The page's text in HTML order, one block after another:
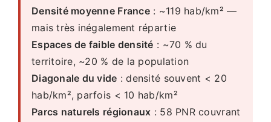
Densité moyenne France: ~119 hab/km² —
mais très inégalement répartie
Espaces de faible densité : ~70 % du
territoire, ~20 % de la population
Diagonale du vide : densité souvent < 20
hab/km², parfois < 10 hab/km²
Parcs naturels régionaux : 58 PNR couvrant